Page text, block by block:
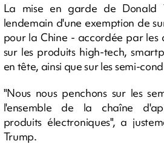
La mise en garde de Donald
lendemain d'une exemption de
pour la Chine - accordée par les
sur les produits high-tech,
en tête, ainsi que sur les semi-
"Nous nous penchons sur les
l'ensemble de la chaîne
produits électroniques", a
Trump.